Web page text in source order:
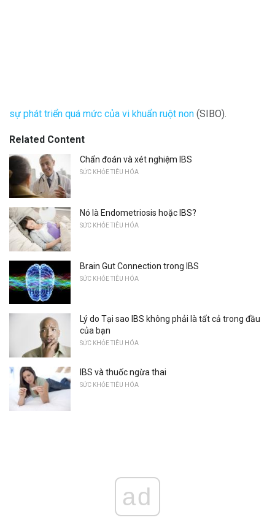
sự phát triển quá mức của vi khuẩn ruột non (SIBO).
Related Content
Chẩn đoán và xét nghiệm IBS
SỨC KHỎE TIÊU HÓA
Nó là Endometriosis hoặc IBS?
SỨC KHỎE TIÊU HÓA
Brain Gut Connection trong IBS
SỨC KHỎE TIÊU HÓA
Lý do Tại sao IBS không phải là tất cả trong đầu
của bạn
SỨC KHỎE TIÊU HÓA
IBS và thuốc ngừa thai
SỨC KHỎE TIÊU HÓA
ad